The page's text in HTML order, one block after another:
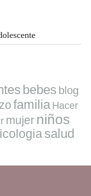
bebes blog
familia Hacer
mujer niños
salud